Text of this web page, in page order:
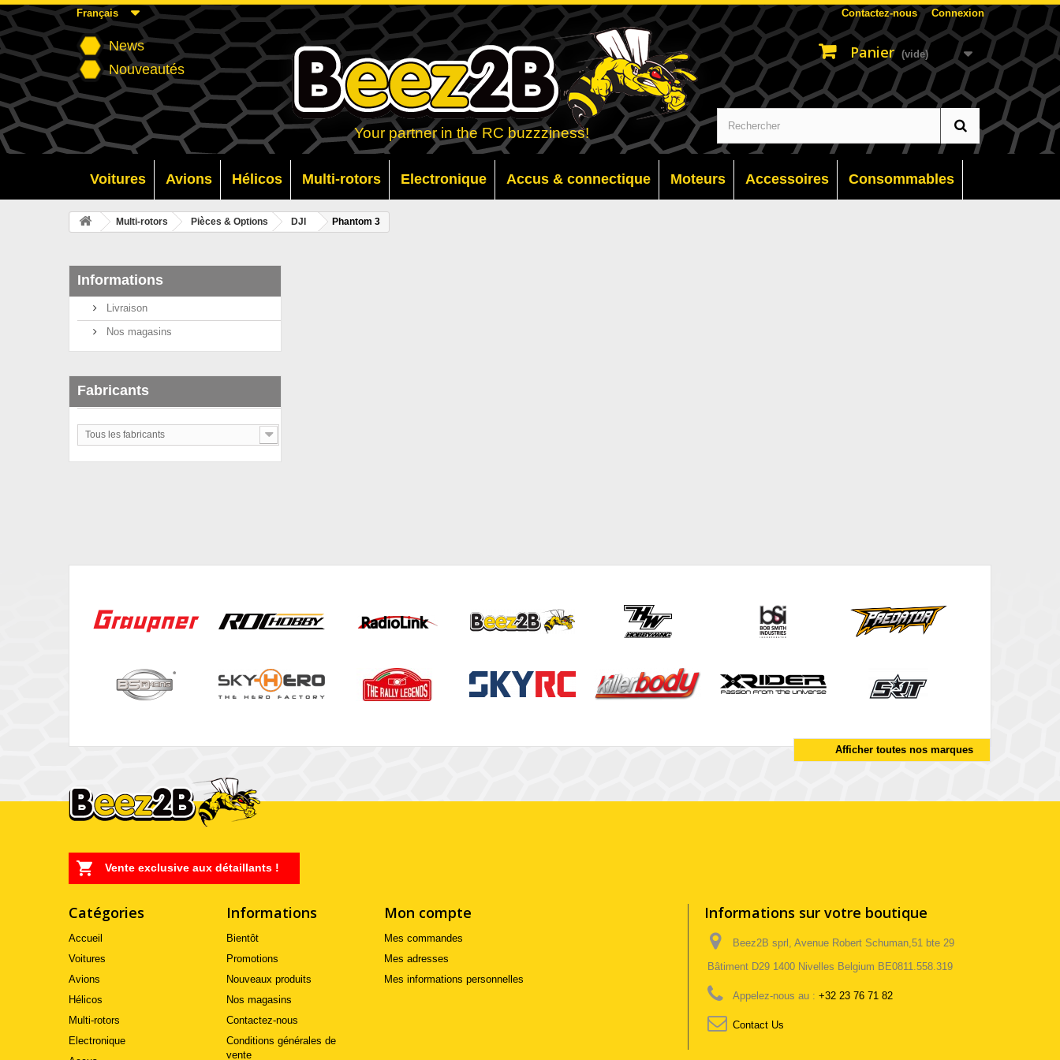
Connexion
Français Contactez-nous
Your partner in the RC buzzziness!
News
Nouveautés
Panier (vide)
Voitures Avions Hélicos Multi-rotors Electronique Accus & connectique Moteurs Accessoires Consommables
Multi-rotors Pièces & Options DJI Phantom 3
Informations
Livraison
Nos magasins
Fabricants
Tous les fabricants
Afficher toutes nos marques
Vente exclusive aux détaillants !
Catégories
Accueil
Voitures
Avions
Hélicos
Multi-rotors
Electronique
Informations
Bientôt
Promotions
Nouveaux produits
Nos magasins
Contactez-nous
Conditions générales de
vente
Mon compte
Mes commandes
Mes adresses
Mes informations personnelles
Informations sur votre boutique
Beez2B sprl, Avenue Robert Schuman,51 bte 29
Bâtiment D29 1400 Nivelles Belgium BE0811.558.319
Appelez-nous au : +32 23 76 71 82
Contact Us